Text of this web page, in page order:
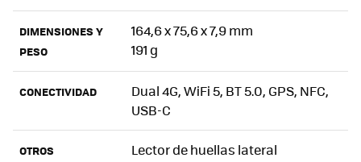
DIMENSIONES Y
PESO
164,6 x 75,6 x 7,9 mm
191 g
CONECTIVIDAD
Dual 4G, WiFi 5, BT 5.0, GPS, NFC,
USB-C
OTROS Lector de huellas lateral